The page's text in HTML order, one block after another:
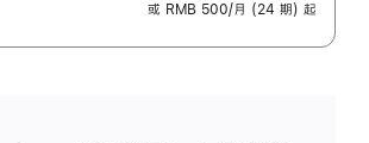
或 RMB 500/月 (24 期) 起